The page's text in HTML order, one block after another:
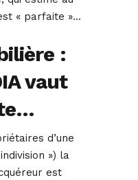
« parfaite »…
:
vaut
d’une
») la
est